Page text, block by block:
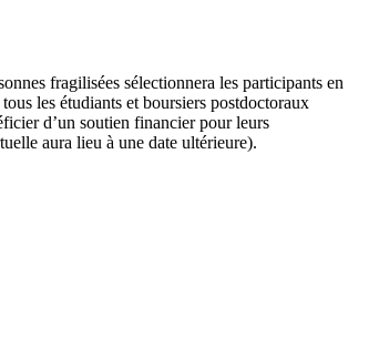
fragilisées sélectionnera les participants en
les étudiants et boursiers postdoctoraux
d’un soutien financier pour leurs
aura lieu à une date ultérieure).